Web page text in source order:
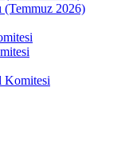
(Temmuz 2026)
Komitesi